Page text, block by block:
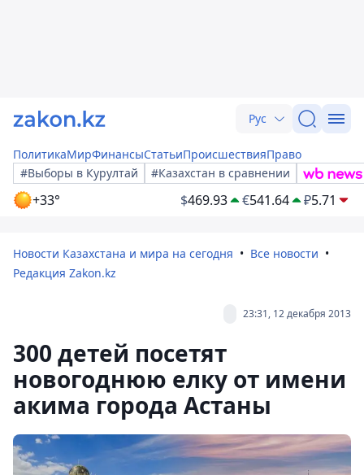
Рус
ПолитикаМирФинансыСтатьиПроисшествияПраво
#Выборы в Курултай
#Казахстан в сравнении
+33° $469.93 €541.64 ₽5.71
Новости Казахстана и мира на сегодня
Все новости
Редакция Zakon.kz
23:31, 12 декабря 2013
300 детей посетят
новогоднюю елку от имени
акима города Астаны